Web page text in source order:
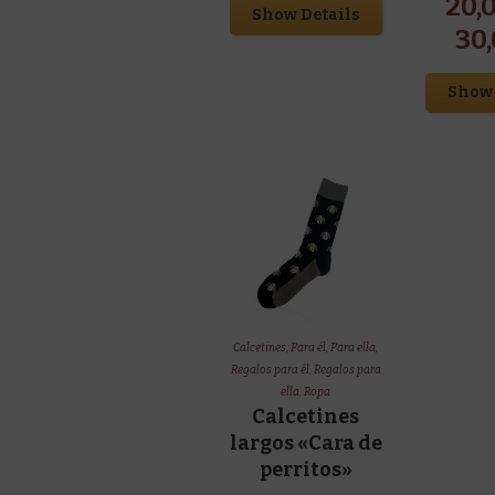
Show Details
Calcetines,Para él,Para ella,
Regalos para él, Regalos para
ella,Ropa
Calcetines
largos «Cara de
perritos»